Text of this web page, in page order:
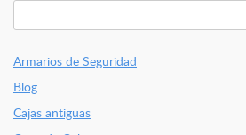
Armarios de Seguridad
Blog
Cajas antiguas